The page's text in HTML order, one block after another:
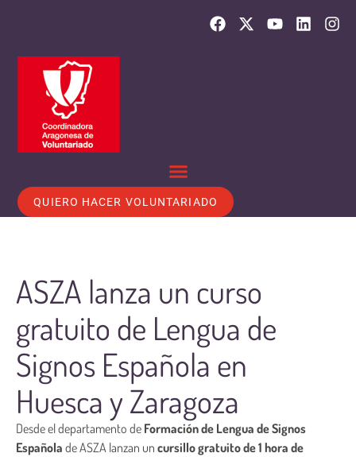
QUIERO HACER VOLUNTARIADO
ASZA lanza un curso
gratuito de Lengua de
Signos Española en
Huesca y Zaragoza
Desde el departamento de Formación de Lengua de Signos
Española de ASZA lanzan un cursillo gratuito de 1 hora de